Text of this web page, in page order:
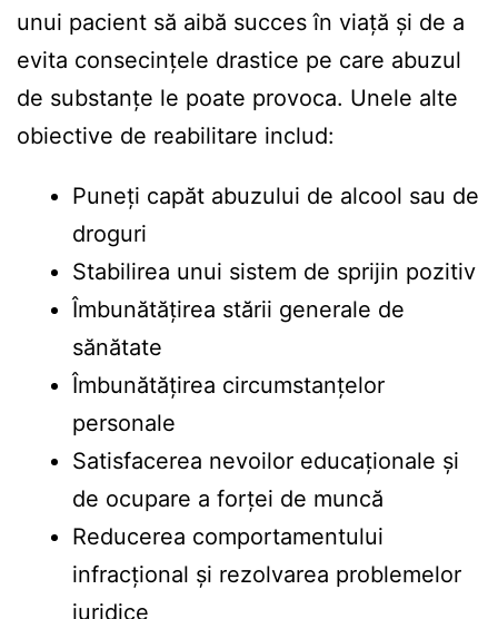
unui pacient să aibă succes în viață și de a
evita consecințele drastice pe care abuzul
de substanțe le poate provoca. Unele alte
obiective de reabilitare includ:
Puneți capăt abuzului de alcool sau de
droguri
Stabilirea unui sistem de sprijin pozitiv
Îmbunătățirea stării generale de
sănătate
Îmbunătățirea circumstanțelor
personale
Satisfacerea nevoilor educaționale și
de ocupare a forței de muncă
Reducerea comportamentului
infracțional și rezolvarea problemelor
juridice